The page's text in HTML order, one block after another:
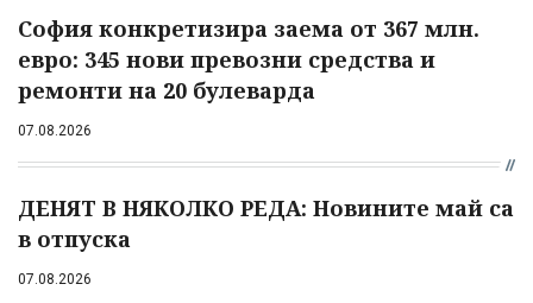
София конкретизира заема от 367 млн.
евро: 345 нови превозни средства и
ремонти на 20 булеварда
07.08.2026
ДЕНЯТ В НЯКОЛКО РЕДА: Новините май са
в отпуска
07.08.2026